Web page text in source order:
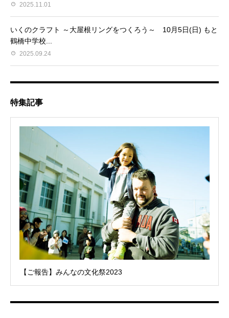
2025.11.01
いくのクラフト ～大屋根リングをつくろう～ 10月5日(日) もと
鶴橋中学校...
2025.09.24
特集記事
【ご報告】みんなの文化祭2023